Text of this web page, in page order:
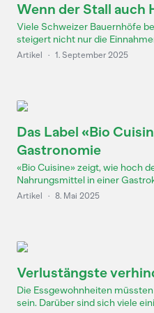
Wenn der Stall auch
Viele Schweizer Bauernhöfe
steigert nicht nur die
Artikel · 1. September 2025
Das Label «Bio
Gastronomie
«Bio Cuisine» zeigt, wie hoch
Nahrungsmittel in einer
Artikel · 8. Mai 2025
Verlustängste
Die Essgewohnheiten
sein. Darüber sind sich viele